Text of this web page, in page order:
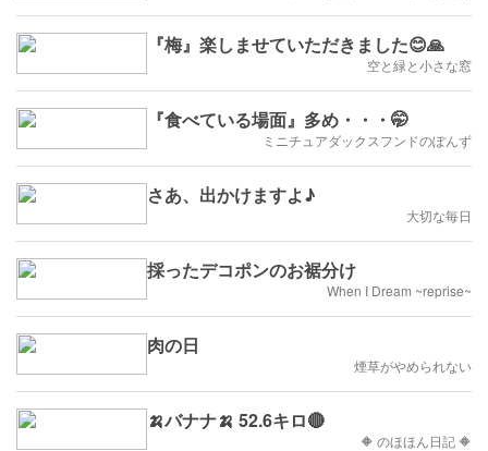
『梅』楽しませていただきました😊🙏
空と緑と小さな窓
『食べている場面』多め・・・🤭
ミニチュアダックスフンドのぽんず
さあ、出かけますよ♪
大切な毎日
採ったデコポンのお裾分け
When I Dream ~reprise~
肉の日
煙草がやめられない
🍌バナナ🍌 52.6キロ🔴
🔶 のほほん日記 🔶